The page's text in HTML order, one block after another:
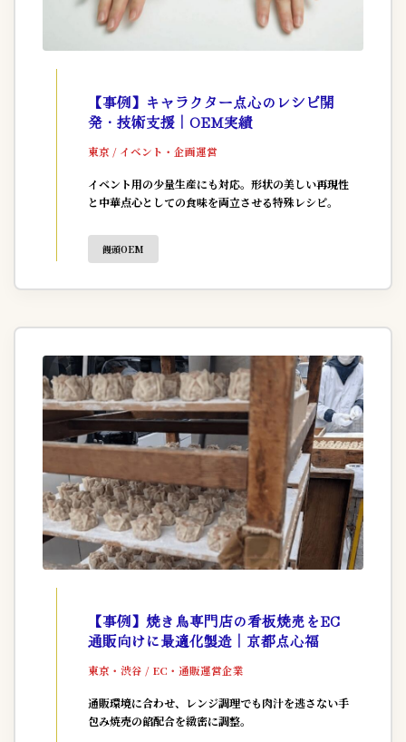
【事例】キャラクター点心のレシピ開
発・技術支援｜OEM実績
東京 / イベント・企画運営
イベント用の少量生産にも対応。形状の美しい再現性
と中華点心としての食味を両立させる特殊レシピ。
饅頭OEM
【事例】焼き鳥専門店の看板焼売をEC
通販向けに最適化製造｜京都点心福
東京・渋谷 / EC・通販運営企業
通販環境に合わせ、レンジ調理でも肉汁を逃さない手
包み焼売の餡配合を緻密に調整。